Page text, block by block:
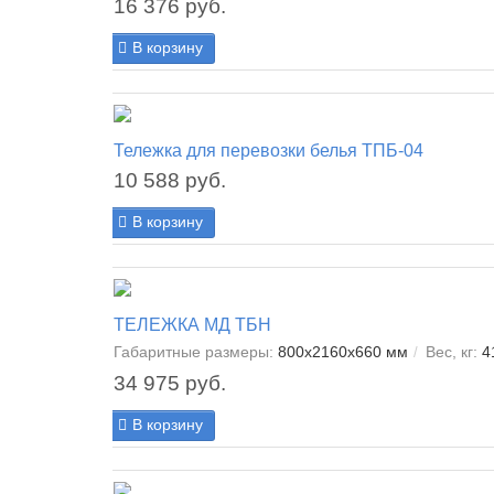
16 376 руб.
В корзину
Тележка для перевозки белья ТПБ-04
10 588 руб.
В корзину
ТЕЛЕЖКА МД ТБН
Габаритные размеры: 800x2160x660 мм Вес, кг:
34 975 руб.
В корзину